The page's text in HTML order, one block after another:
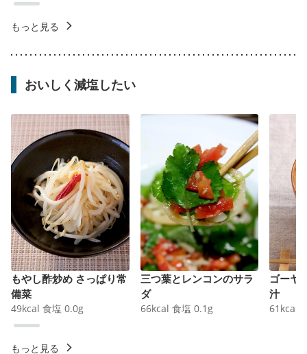
もっと見る
おいしく減塩したい
もやし酢炒め さっぱり常
備菜
49kcal 食塩 0.0g
三つ葉とレンコンのサラ
ダ
66kcal 食塩 0.1 g
ゴーヤ
汁
61 kcal
もっと見る